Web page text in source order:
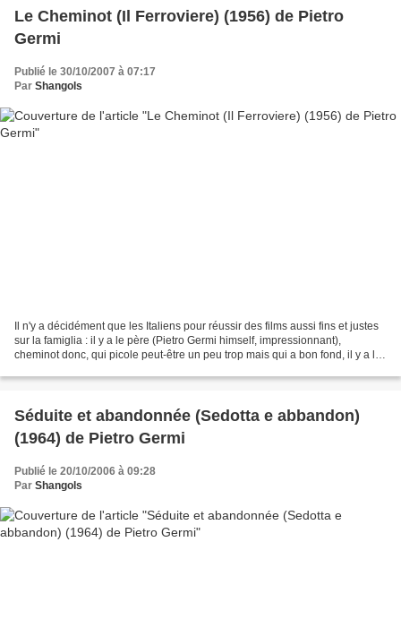
Le Cheminot (Il Ferroviere) (1956) de Pietro
Germi
Publié le 30/10/2007 à 07:17
Par Shangols
Il n'y a décidément que les Italiens pour réussir des films aussi fins et justes
sur la famiglia : il y a le père (Pietro Germi himself, impressionnant),
cheminot donc, qui picole peut-être un peu trop mais qui a bon fond, il y a la
Séduite et abandonnée (Sedotta e abbandon)
(1964) de Pietro Germi
Publié le 20/10/2006 à 09:28
Par Shangols